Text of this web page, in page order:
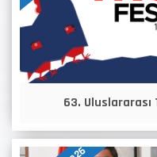
63. Uluslararası